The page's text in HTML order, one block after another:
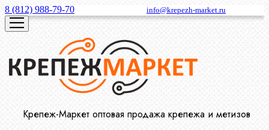
8 (812) 988-79-70 info@krepezh-market.ru
Крепеж-Маркет оптовая продажа крепежа и метизов